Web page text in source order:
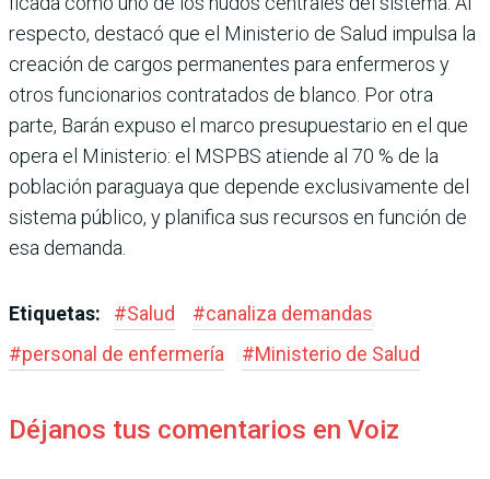
res­pecto, destacó que el Minis­terio de Salud impulsa la
creación de cargos perma­nentes para enfermeros y
otros funcionarios contrata­dos de blanco. Por otra
parte, Barán expuso el marco presu­puestario en el que
opera el Ministerio: el MSPBS atiende al 70 % de la
población para­guaya que depende exclusiva­mente del
sistema público, y planifica sus recursos en fun­ción de
esa demanda.
Etiquetas: #Salud #canaliza demandas
#personal de enfermería #Ministerio de Salud
Déjanos tus comentarios en Voiz